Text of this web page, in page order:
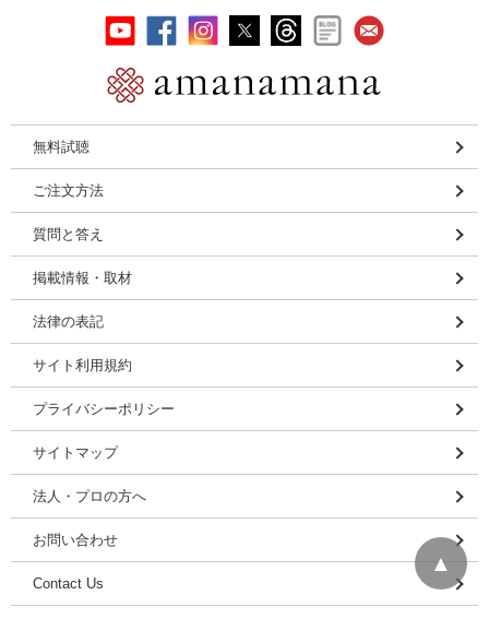
無料試聴
ご注文方法
質問と答え
掲載情報・取材
法律の表記
サイト利用規約
プライバシーポリシー
サイトマップ
法人・プロの方へ
お問い合わせ
Contact Us
▲